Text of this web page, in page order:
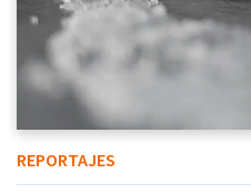
REPORTAJES